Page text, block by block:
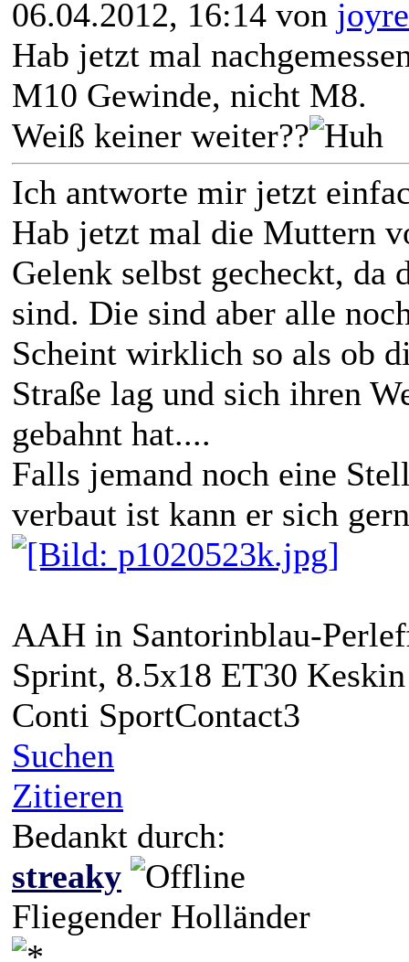
06.04.2012, 16:14 von
Hab jetzt mal
M10 Gewinde, nicht M8.
Weiß keiner weiter??
Ich antworte mir jetzt
Hab jetzt mal die Muttern
Gelenk selbst gecheckt,
sind. Die sind aber alle
Scheint wirklich so als ob
Straße lag und sich ihren
gebahnt hat....
Falls jemand noch eine
verbaut ist kann er sich
AAH in Santorinblau-
Sprint, 8.5x18 ET30
Conti SportContact3
Suchen
Zitieren
Bedankt durch:
streaky
Fliegender Holländer